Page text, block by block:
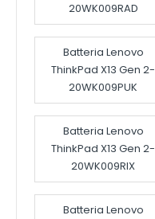
20WK009RAD
Batteria Lenovo
ThinkPad X13 Gen 2-
20WK009PUK
Batteria Lenovo
ThinkPad X13 Gen 2-
20WK009RIX
Batteria Lenovo